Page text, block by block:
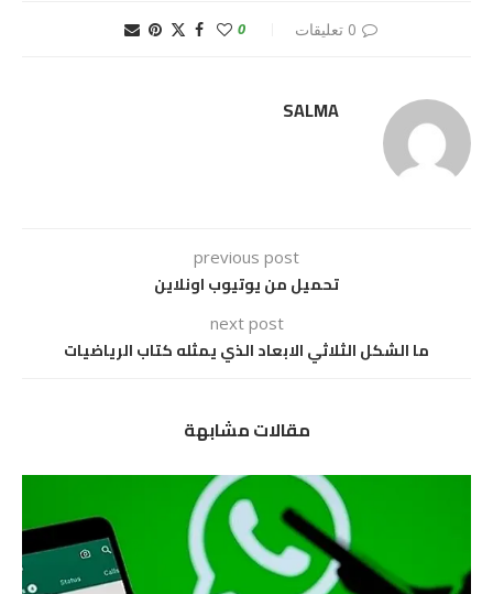
0 تعليقات 0
SALMA
previous post
تحميل من يوتيوب اونلاين
next post
ما الشكل الثلاثي الابعاد الذي يمثله كتاب الرياضيات
مقالات مشابهة